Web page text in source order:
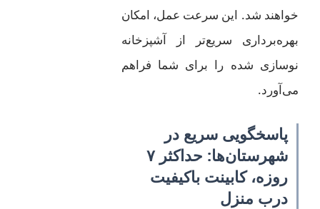
خواهند شد. این سرعت عمل، امکان
بهره‌برداری سریع‌تر از آشپزخانه
نوسازی شده را برای شما فراهم
می‌آورد.
پاسخگویی سریع در
شهرستان‌ها: حداکثر ۷
روزه، کابینت باکیفیت
درب منزل